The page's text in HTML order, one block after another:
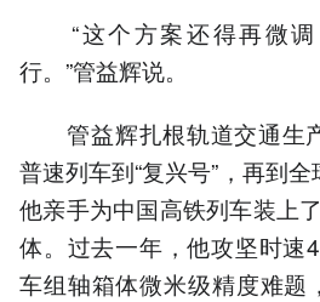
“这个方案还得再微调
行。”管益辉说。
管益辉扎根轨道交通生
普速列车到“复兴号”，再到
他亲手为中国高铁列车装上
体。过去一年，他攻坚时速
车组轴箱体微米级精度难题